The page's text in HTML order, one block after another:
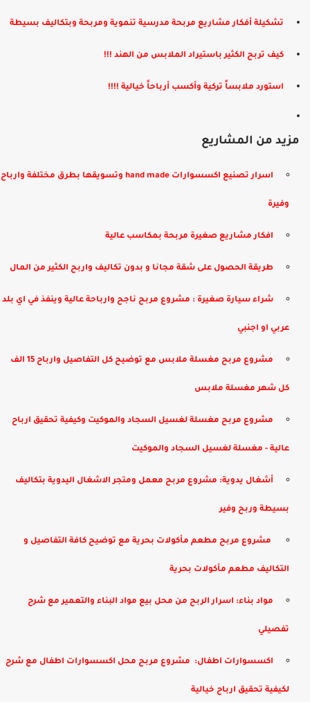
تشكيلة أفكار مشاريع مربحة مدرسية تنموية ومربحة وبتكاليف بسيطة
كيف تربح الكثير باستيراد الملابس من الهند !!!
استورد ملابساً تركية وأكسب أرباحاً خيالية !!!!
مزيد من المشاريع
​اسرار تصنيع اكسسوارات hand made وتسويقها بطرق مختلفة وارباح
وفيرة
افكار مشاريع صغيرة مربحة بمكاسب عالية
​طريقة الحصول على شقة مجانا و بدون تكاليف واربح الكثير من المال
شراء سيارة صغيرة : مشروع مربح ناجح وارباحة عالية وينفذ في اي بلد
عربي او اجنبي
مشروع مربح مغسلة ملابس مع توضيح كل التفاصيل وارباح 15 الف
كل شهر مغسلة ملابس
مشروع مربح مغسلة لغسيل السجاد والموكيت وكيفية تحقيق ارباح
عالية - مغسلة لغسيل السجاد والموكيت
أشغال يدوية: مشروع مربح معمل ومتجر الاشغال اليدوية بتكاليف
بسيطة وربح وفير
​ مشروع مربح مطعم مأكولات بحرية مع توضيح كافة التفاصيل و
التكاليف مطعم مأكولات بحرية
مواد بناء: اسرار الربح من محل بيع مواد البناء والتعمير مع شرح
تفصيلي
اكسسوارات اطفال: ​ مشروع مربح محل اكسسوارات اطفال مع شرح
لكيفية تحقيق ارباح خيالية